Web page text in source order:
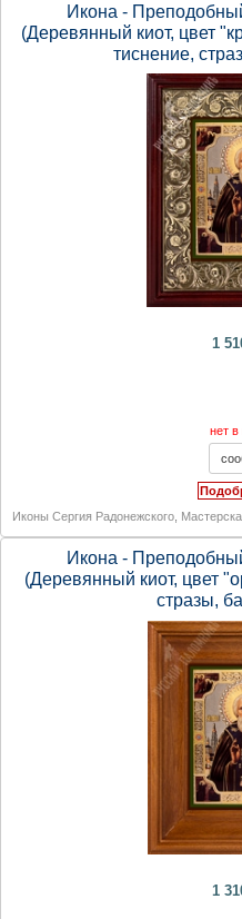
Икона -
(Деревянный киот, цвет
тиснение,
1
нет в
Иконы Сергия Радонежского
Икона -
(Деревянный киот, цвет
стразы,
1